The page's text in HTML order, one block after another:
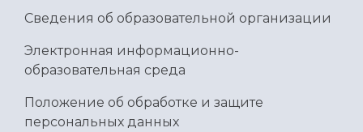
Сведения об образовательной организации
Электронная информационно-
образовательная среда
Положение об обработке и защите
персональных данных